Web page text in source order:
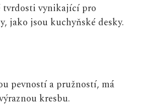
tvrdosti vynikající pro
jako jsou kuchyňské desky.
pevností a pružností, má
kresbu.